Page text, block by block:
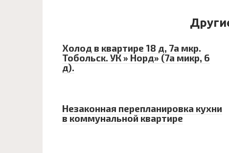
Холод в квартире 18 д, 7а мкр.
Тобольск. УК » Норд» (7а микр, 6
д).
Незаконная перепланировка кухни
в коммунальной квартире